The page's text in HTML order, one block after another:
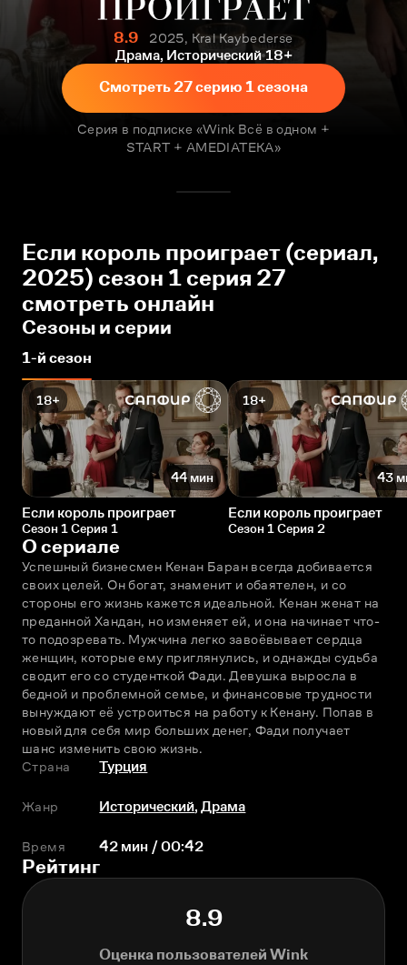
8.9
2025, Kral Kaybederse
Драма, Исторический 18+
Смотреть 27 серию 1 сезона
Серия в подписке «Wink Всё в одном +
START + AMEDIATEKA»
Если король проиграет (сериал,
2025) сезон 1 серия 27
смотреть онлайн
Сезоны и серии
1-й сезон
18+
44 мин
Если король проиграет
Сезон 1 Серия 1
18+
43
Если король проиграет
Сезон 1 Серия 2
О сериале
Успешный бизнесмен Кенан Баран всегда добивается
своих целей. Он богат, знаменит и обаятелен, и со
стороны его жизнь кажется идеальной. Кенан женат на
преданной Хандан, но изменяет ей, и она начинает что-
то подозревать. Мужчина легко завоёвывает сердца
женщин, которые ему приглянулись, и однажды судьба
сводит его со студенткой Фади. Девушка выросла в
бедной и проблемной семье, и финансовые трудности
вынуждают её устроиться на работу к Кенану. Попав в
новый для себя мир больших денег, Фади получает
шанс изменить свою жизнь.
Страна
Турция
Жанр Исторический,Драма
Время 42 мин / 00:42
Рейтинг
8.9
Оценка пользователей Wink